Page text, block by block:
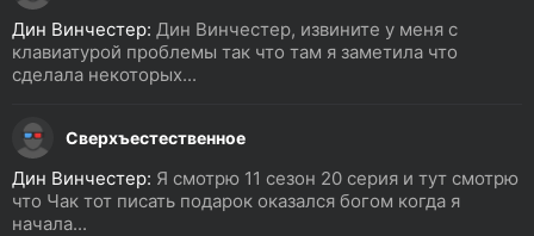
Дин Винчестер: Дин Винчестер, извините у меня с
клавиатурой проблемы так что там я заметила что
сделала некоторых...
Сверхъестественное
Дин Винчестер: Я смотрю 11 сезон 20 серия и тут смотрю
что Чак тот писать подарок оказался богом когда я
начала...